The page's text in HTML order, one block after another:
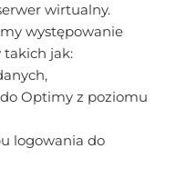
wirtualny.
występowanie
takich jak:
Optimy z poziomu
logowania do